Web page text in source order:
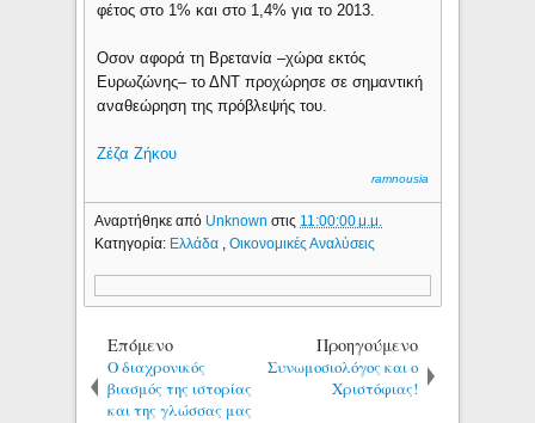
φέτος στο 1% και στο 1,4% για το 2013.
Οσον αφορά τη Βρετανία –χώρα εκτός
Ευρωζώνης– το ΔΝΤ προχώρησε σε σημαντική
αναθεώρηση της πρόβλεψής του.
Ζέζα Ζήκου
ramnousia
Αναρτήθηκε από Unknownστις 11:00:00 μ.μ.
Κατηγορία: Ελλάδα ,Οικονομικές Αναλύσεις
Επόμενο
Ο διαχρονικός
βιασμός της ιστορίας
και της γλώσσας μας
Προηγούμενο
Συνωμοσιολόγος και ο
Χριστόφιας!